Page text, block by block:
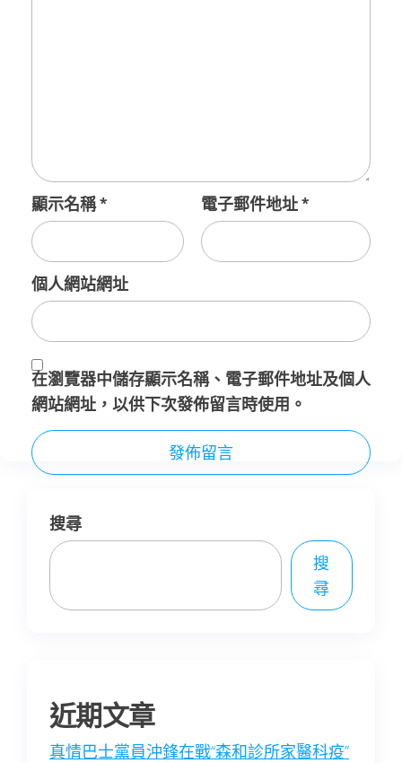
顯示名稱* 電子郵件地址*
個人網站網址
在瀏覽器中儲存顯示名稱、電子郵件地址及個人
網站網址，以供下次發佈留言時使用。
搜尋
搜
尋
近期文章
真情巴士黨員沖鋒在戰“森和診所家醫科疫”